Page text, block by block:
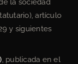
la sociedad
artículo
y siguientes
, publicada en el